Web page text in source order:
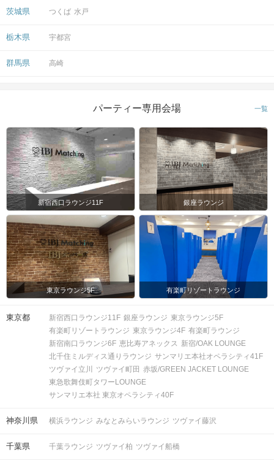
茨城県 つくば 水戸
栃木県 宇都宮
群馬県 高崎
パーティー専用会場 一覧
新宿西口ラウンジ11F 銀座ラウンジ
東京ラウンジ5F 有楽町リゾートラウンジ
東京都 新宿西口ラウンジ11F 銀座ラウンジ 東京ラウンジ5F
有楽町リゾートラウンジ 東京ラウンジ4F 有楽町ラウンジ
新宿南口ラウンジ6F 恵比寿アネックス 新宿/OAK LOUNGE
北千住ミルディス通りラウンジ サンマリエ本社オペラシティ41F
ツヴァイ立川
ツヴァイ町田 赤坂/GREEN JACKET LOUNGE
東急歌舞伎町タワーLOUNGE
サンマリエ本社 東京オペラシティ40F
神奈川県 横浜ラウンジ みなとみらいラウンジ ツヴァイ藤沢
千葉県 千葉ラウンジ ツヴァイ柏 ツヴァイ船橋